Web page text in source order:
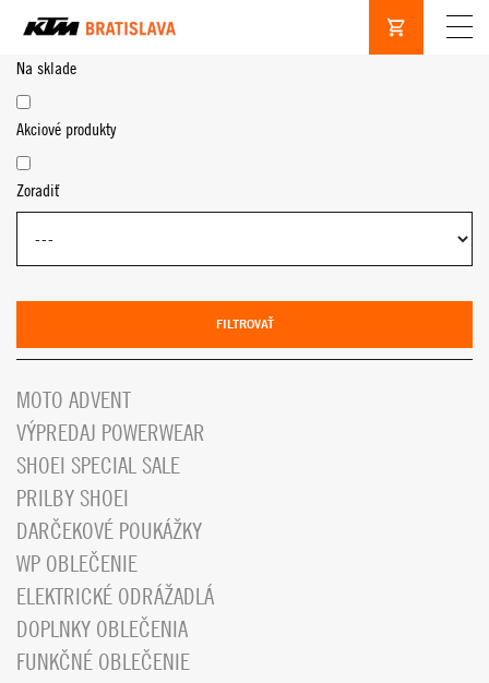
Na sklade
Akciové produkty
Zoradiť
FILTROVAŤ
MOTO ADVENT
VÝPREDAJ POWERWEAR
SHOEI SPECIAL SALE
PRILBY SHOEI
DARČEKOVÉ POUKÁŽKY
WP OBLEČENIE
ELEKTRICKÉ ODRÁŽADLÁ
DOPLNKY OBLEČENIA
FUNKČNÉ OBLEČENIE